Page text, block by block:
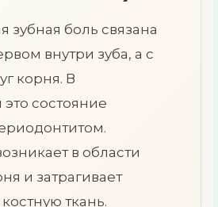
зубная боль связана
внутри зуба, а с
корня. В
состояние
в области
и затрагивает
ткань.